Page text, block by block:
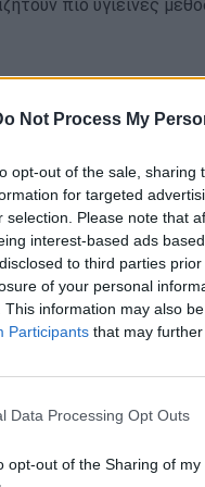
Not Process My
opt-out of the sale,
for targeted
selection. Please note that
interest-based ads
to third parties
of your personal
This information may also
Participants that may
Data Processing Opt Outs
opt-out of the Sharing of my
πιο υγιεινές
έχουν τα
ένα δημοφιλές
σε όλον τον κόσμο,
είναι τα
διατροφή
αποτελούν βασικό